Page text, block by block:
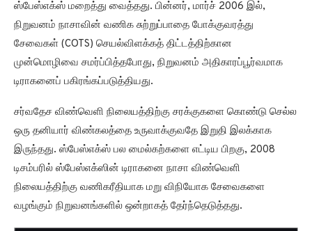
ஸ்பேஸ்எக்ஸ் மறைத்து வைத்தது. பின்னர், மார்ச் 2006 இல்,
நிறுவனம் நாசாவின் வணிக சுற்றுப்பாதை போக்குவரத்து
சேவைகள் (COTS) செயல்விளக்கத் திட்டத்திற்கான
முன்மொழிவை சமர்ப்பித்தபோது, நிறுவனம் அதிகாரப்பூர்வமாக
டிராகனைப் பகிரங்கப்படுத்தியது.
சர்வதேச விண்வெளி நிலையத்திற்கு சரக்குகளை கொண்டு செல்ல
ஒரு தனியார் விண்கலத்தை உருவாக்குவதே இறுதி இலக்காக
இருந்தது. ஸ்பேஸ்எக்ஸ் பல மைல்கற்களை எட்டிய பிறகு, 2008
டிசம்பரில் ஸ்பேஸ்எக்ஸின் டிராகனை நாசா விண்வெளி
நிலையத்திற்கு வணிகரீதியாக மறு விநியோக சேவைகளை
வழங்கும் நிறுவனங்களில் ஒன்றாகத் தேர்ந்தெடுத்தது.